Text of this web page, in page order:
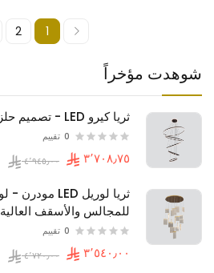
شوهدت مؤخراً
ثريا كيرو LED - تصميم حلزوني فاخر 290 واط
0 تقييم
للمجالس والأسقف العالية
0 تقييم
1
2